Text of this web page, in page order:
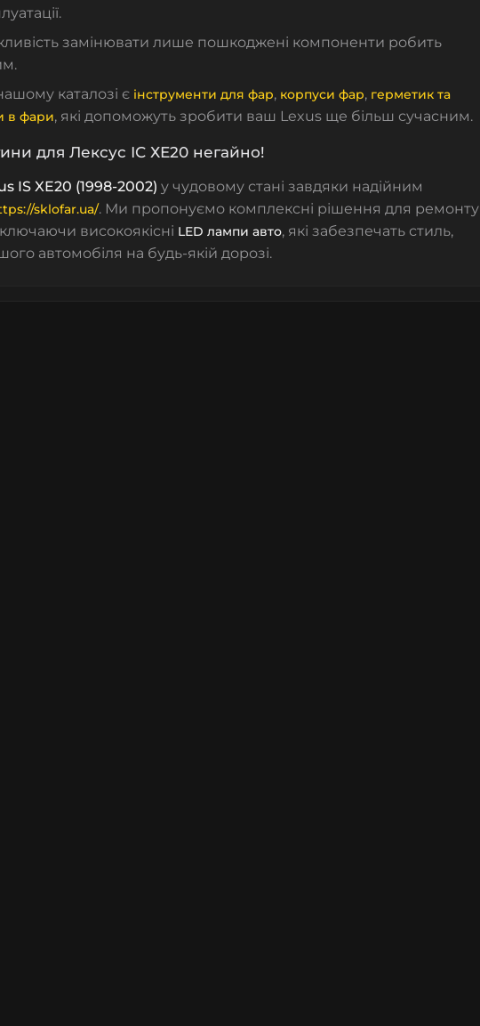
замінювати лише пошкоджені компоненти робить
каталозі є інструменти для фар, корпуси фар, герметик та
в фари, які допоможуть зробити ваш Lexus ще більш сучасним.
для Лексус ІС ХЕ20 негайно!
IS XE20 (1998-2002) у чудовому стані завдяки надійним
sklofar.ua/. Ми пропонуємо комплексні рішення для ремонту
високоякісні LED лампи авто, які забезпечать стиль,
автомобіля на будь-якій дорозі.